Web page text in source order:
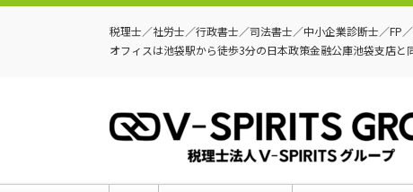
税理士／社労士／行政書士／司法書士／中小企業診断士／FP
オフィスは池袋駅から徒歩3分の日本政策金融公庫池袋支店